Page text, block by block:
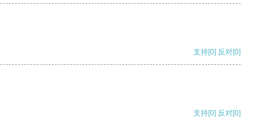
支持[0] 反对[0]
支持[0] 反对[0]